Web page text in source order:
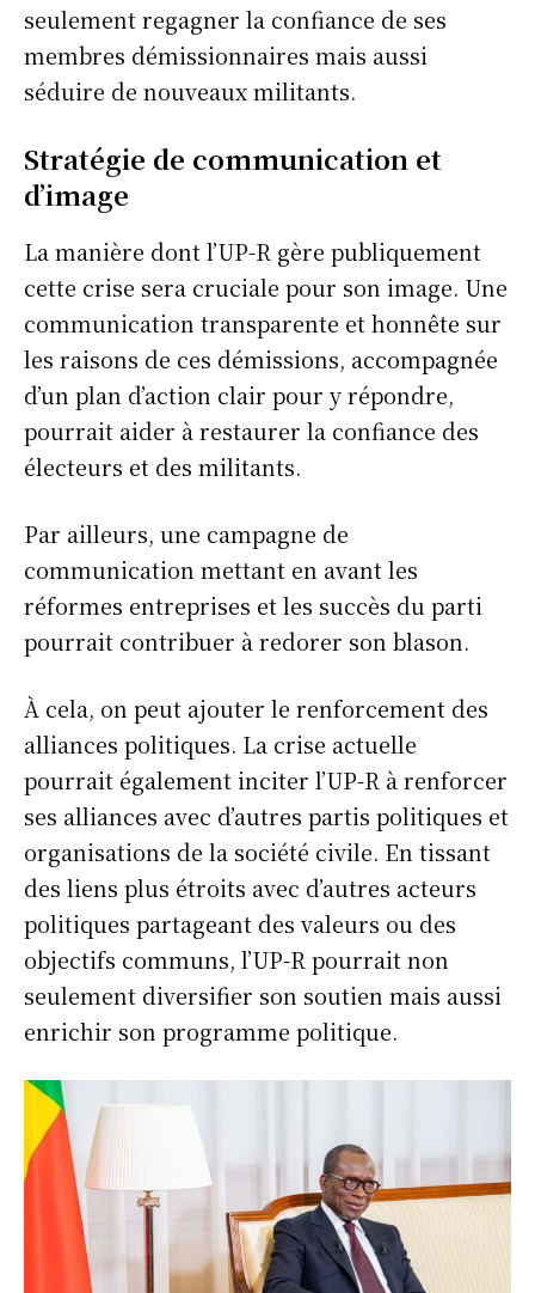
seulement regagner la confiance de ses
membres démissionnaires mais aussi
séduire de nouveaux militants.
Stratégie de communication et
d’image
La manière dont l’UP-R gère publiquement
cette crise sera cruciale pour son image. Une
communication transparente et honnête sur
les raisons de ces démissions, accompagnée
d’un plan d’action clair pour y répondre,
pourrait aider à restaurer la confiance des
électeurs et des militants.
Par ailleurs, une campagne de
communication mettant en avant les
réformes entreprises et les succès du parti
pourrait contribuer à redorer son blason.
À cela, on peut ajouter le renforcement des
alliances politiques. La crise actuelle
pourrait également inciter l’UP-R à renforcer
ses alliances avec d’autres partis politiques et
organisations de la société civile. En tissant
des liens plus étroits avec d’autres acteurs
politiques partageant des valeurs ou des
objectifs communs, l’UP-R pourrait non
seulement diversifier son soutien mais aussi
enrichir son programme politique.